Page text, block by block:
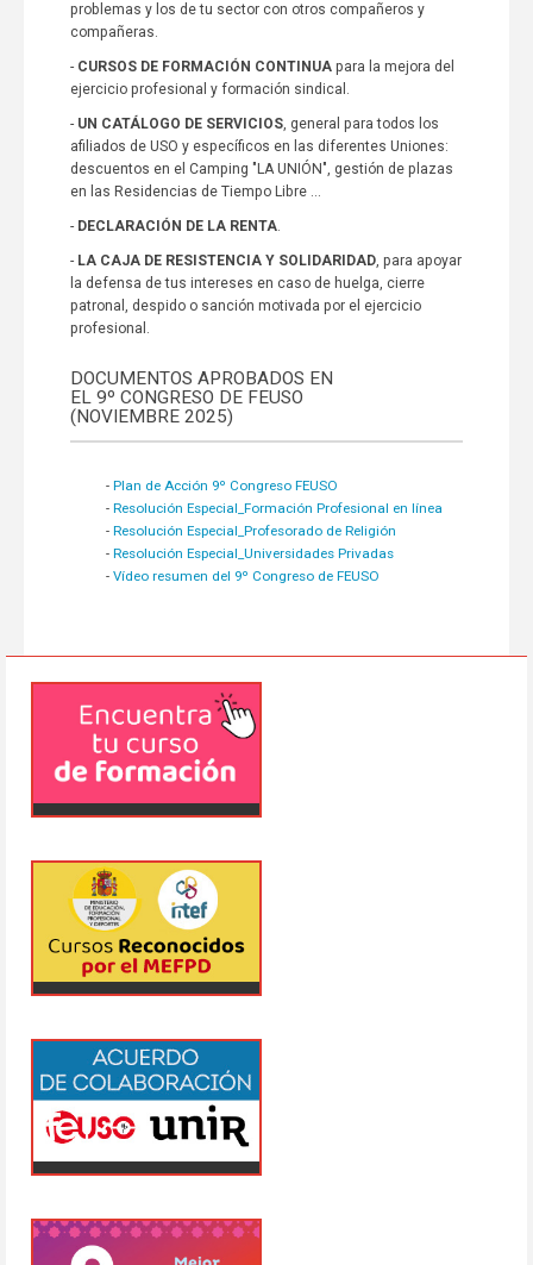
problemas y los de tu sector con otros compañeros y
compañeras.
- CURSOS DE FORMACIÓN CONTINUApara la mejora del
ejercicio profesional y formación sindical.
- UN CATÁLOGO DE SERVICIOS, general para todos los
afiliados de USO y específicos en las diferentes Uniones:
descuentos en el Camping "LA UNIÓN", gestión de plazas
en las Residencias de Tiempo Libre ...
- DECLARACIÓN DE LA RENTA.
- LA CAJA DE RESISTENCIA Y SOLIDARIDAD, para apoyar
la defensa de tus intereses en caso de huelga, cierre
patronal, despido o sanción motivada por el ejercicio
profesional.
DOCUMENTOS APROBADOS EN
EL 9º CONGRESO DE FEUSO
(NOVIEMBRE 2025)
- Plan de Acción 9º Congreso FEUSO
- Resolución Especial_Formación Profesional en línea
- Resolución Especial_Profesorado de Religión
- Resolución Especial_Universidades Privadas
- Vídeo resumen del 9º Congreso de FEUSO